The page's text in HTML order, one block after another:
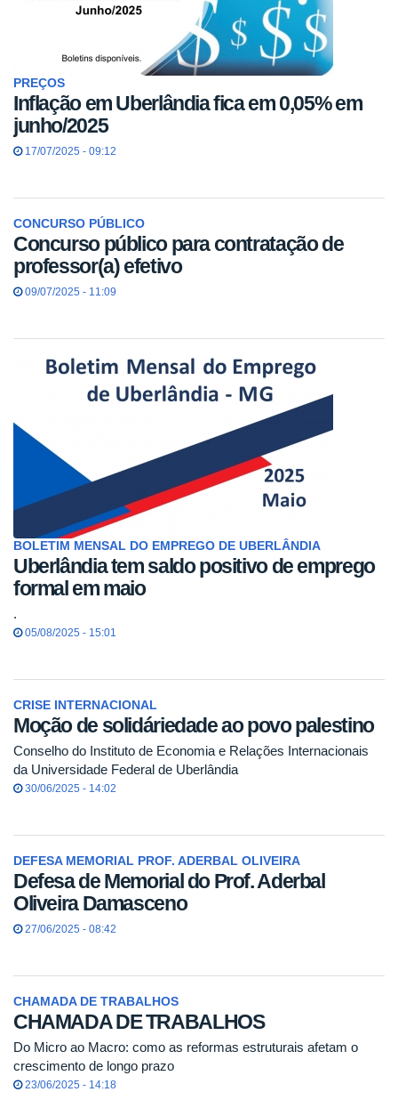
PREÇOS
Inflação em Uberlândia fica em 0,05% em
junho/2025
17/07/2025 - 09:12
CONCURSO PÚBLICO
Concurso público para contratação de
professor(a) efetivo
09/07/2025 - 11:09
BOLETIM MENSAL DO EMPREGO DE UBERLÂNDIA
Uberlândia tem saldo positivo de emprego
formal em maio
.
05/08/2025 - 15:01
CRISE INTERNACIONAL
Moção de solidáriedade ao povo palestino
Conselho do Instituto de Economia e Relações Internacionais
da Universidade Federal de Uberlândia
30/06/2025 - 14:02
DEFESA MEMORIAL PROF. ADERBAL OLIVEIRA
Defesa de Memorial do Prof. Aderbal
Oliveira Damasceno
27/06/2025 - 08:42
CHAMADA DE TRABALHOS
CHAMADA DE TRABALHOS
Do Micro ao Macro: como as reformas estruturais afetam o
crescimento de longo prazo
23/06/2025 - 14:18